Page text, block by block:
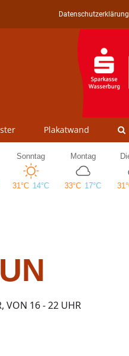
Datenschutzerklärung
Plakatwand
VON 16 - 22 UHR